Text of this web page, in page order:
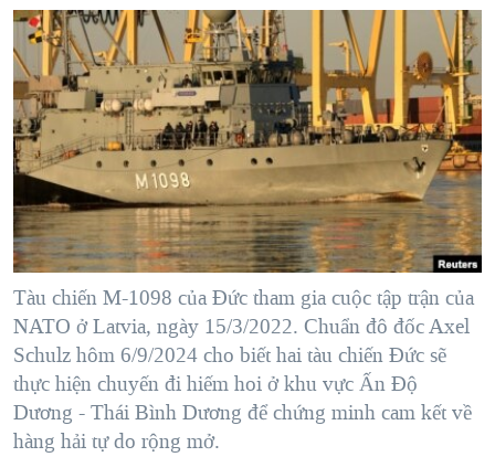
tới
"Tìm"
VẠCH TRẦN TIN GIẢ
NGƯỜI VIỆT HẢI NGOẠI
ĐỜI SỐNG
KINH TẾ
KHOA HỌC
SỨC KHOẺ
VĂN HOÁ
THỂ THAO
GIÁO DỤC
CHIẾN TRANH THƯƠNG MẠI CỦA MỸ: QUÁ KHỨ VÀ HIỆN
TẠI
HÀNH TRÌNH BẦU CỬ 2024
MỘT NĂM CHIẾN TRANH TẠI DẢI GAZA
GIẢI MÃ VÀNH ĐAI & CON ĐƯỜNG
NGÀY TỊ NẠN THẾ GIỚI
TRỊNH VĨNH BÌNH - NGƯỜI HẠ 'BÊN THẮNG CUỘC'
GROUND ZERO – XƯA VÀ NAY
CHI PHÍ CHIẾN TRANH AFGHANISTAN
CÁC GIÁ TRỊ CỘNG HÒA Ở VIỆT NAM
THƯỢNG ĐỈNH TRUMP-KIM TẠI VIỆT NAM
TRỊNH VĨNH BÌNH VS. CHÍNH PHỦ VIỆT NAM
HỌC TIẾNG ANH
VIDEO
NGHE
MẠNG XÃ HỘI
Ngôn ngữ khác
Tàu chiến M-1098 của Đức tham gia cuộc tập trận của
NATO ở Latvia, ngày 15/3/2022. Chuẩn đô đốc Axel
Schulz hôm 6/9/2024 cho biết hai tàu chiến Đức sẽ
thực hiện chuyến đi hiếm hoi ở khu vực Ấn Độ
Dương - Thái Bình Dương để chứng minh cam kết về
hàng hải tự do rộng mở.